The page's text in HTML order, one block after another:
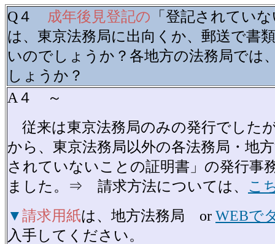
Q４ 成年後見登記の 「登記されてい
は、東京法務局に出向くか、郵送で書
いのでしょうか？各地方の法務局では
しょうか？
A４ ～
従来は東京法務局のみの発行でした
から、東京法務局以外の各法務局・地
されていないことの証明書」の発行事
ました。⇒ 請求方法については、
こ
▼請求用紙は、地方法務局 or WEBで
入手してください。